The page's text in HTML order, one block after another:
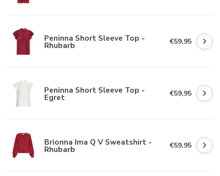
Peninna Short Sleeve Top -
Rhubarb €59,95
Peninna Short Sleeve Top -
Egret €59,95
Brionna Ima Q V Sweatshirt -
Rhubarb €59,95